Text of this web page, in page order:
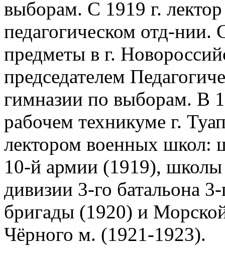
выборам. С 1919 г.
педагогическом отд-нии.
предметы в г.
председателем
гимназии по выборам. В
рабочем техникуме г.
лектором военных школ:
10-й армии (1919),
дивизии 3-го батальона
бригады (1920) и
Чёрного м. (1921-1923).